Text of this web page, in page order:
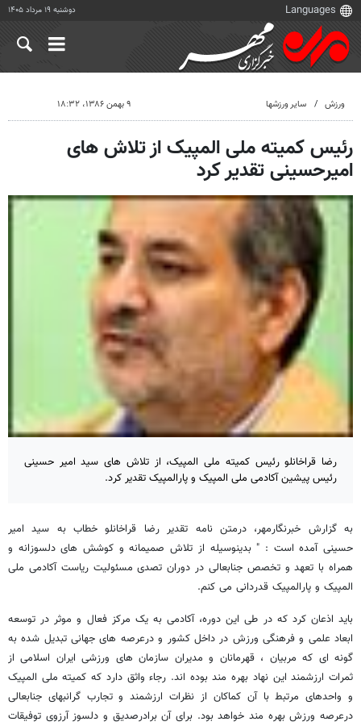
دوشنبه ۱۹ مرداد ۱۴۰۵
ورزش سایر ورزشها ۹ بهمن ۱۳۸۶، ۱۸:۳۲
رئیس کمیته ملی المپیک از تلاش های
امیرحسینی تقدیر کرد
رضا قراخانلو رئیس کمیته ملی المپیک، از تلاش های سید امیر حسینی
رئیس پیشین آکادمی ملی المپیک و پارالمپیک تقدیر کرد.
به گزارش خبرنگارمهر، درمتن نامه تقدیر رضا قراخانلو خطاب به سید امیر
حسینی آمده است : " بدینوسیله از تلاش صمیمانه و کوشش های دلسوزانه و
همراه با تعهد و تخصص جنابعالی در دوران تصدی مسئولیت ریاست آکادمی ملی
المپیک و پارالمپیک قدردانی می کنم.
باید اذعان کرد که در طی این دوره، آکادمی به یک مرکز فعال و موثر در توسعه
ابعاد علمی و فرهنگی ورزش در داخل کشور و درعرصه های جهانی تبدیل شده به
گونه ای که مربیان ، قهرمانان و مدیران سازمان های ورزشی ایران اسلامی از
ثمرات ارزشمند این نهاد بهره مند بوده اند. رجاء واثق دارد که کمیته ملی المپیک
و واحدهای مرتبط با آن کماکان از نظرات ارزشمند و تجارب گرانبهای جنابعالی
درعرصه ورزش بهره مند خواهد بود. برای آن برادرصدیق و دلسوز آرزوی توفیقات